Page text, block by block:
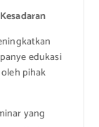
edukasi
pihak
yang